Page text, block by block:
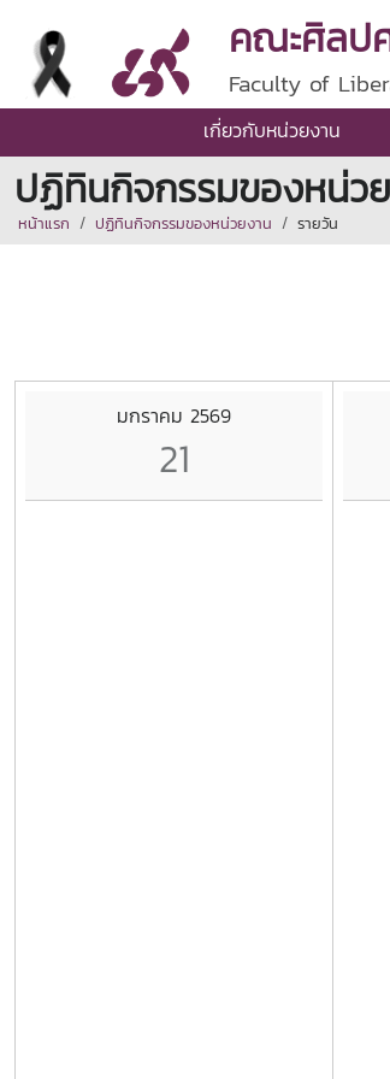
คณะศิลป
Faculty of
เกี่ยวกับหน่วยงาน
ปฏิทินกิจกรรมของหน่ว
หน้าแรก ปฏิทินกิจกรรมของหน่วยงาน รายวัน
มกราคม 2569
21